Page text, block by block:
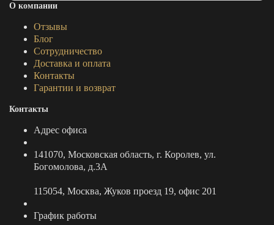
О компании
Отзывы
Блог
Сотрудничество
Доставка и оплата
Контакты
Гарантии и возврат
Контакты
Адрес офиса
141070, Московская область, г. Королев, ул.
Богомолова, д.3А
115054, Москва, Жуков проезд 19, офис 201
График работы